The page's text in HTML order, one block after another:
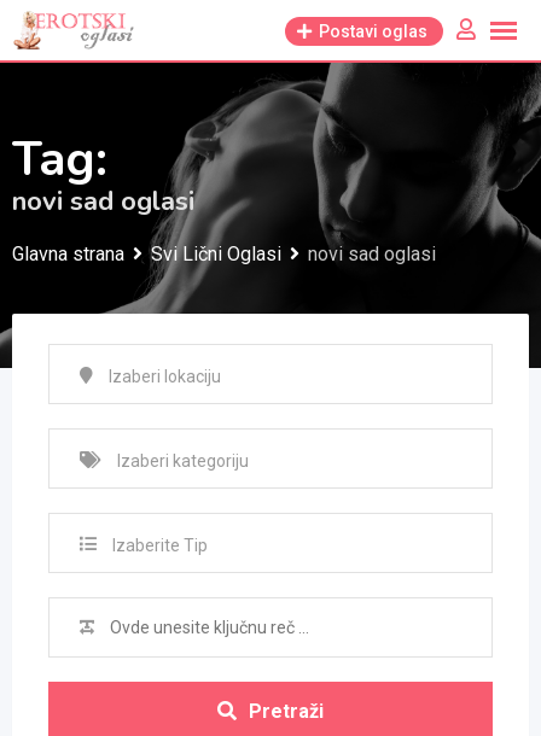
Skip
to
Postavi oglas
Tag:
novi sad oglasi
Glavna strana Svi Lični Oglasi novi sad oglasi
Izaberite Tip
Pretraži